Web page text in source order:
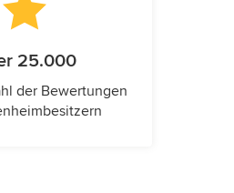
25.000
der Bewertungen